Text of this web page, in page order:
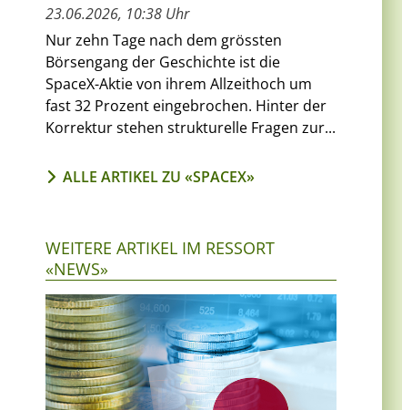
23.06.2026, 10:38 Uhr
Nur zehn Tage nach dem grössten
Börsengang der Geschichte ist die
SpaceX-Aktie von ihrem Allzeithoch um
fast 32 Prozent eingebrochen. Hinter der
Korrektur stehen strukturelle Fragen zur...
ALLE ARTIKEL ZU «SPACEX»
WEITERE ARTIKEL IM RESSORT
«NEWS»